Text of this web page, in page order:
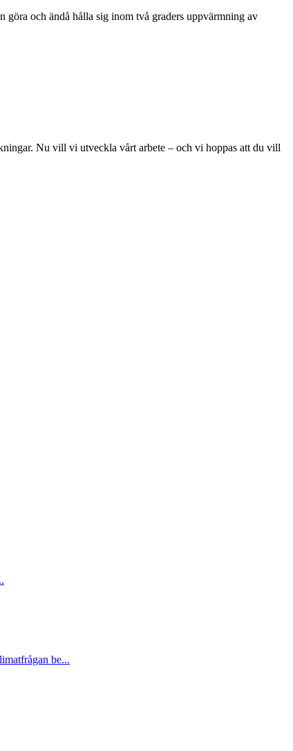
göra och ändå hålla sig inom två graders uppvärmning av
Nu vill vi utveckla vårt arbete – och vi hoppas att du vill
be...